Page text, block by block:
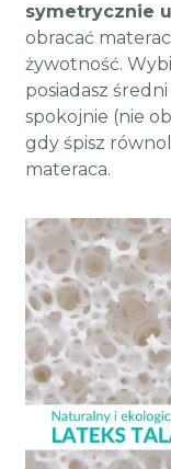
symetrycznie
obracać
żywotność.
posiadasz
spokojnie (nie
gdy śpisz
materaca.